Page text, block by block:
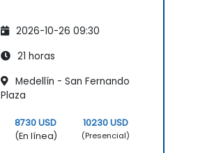
2026-10-26 09:30
21 horas
Medellín - San Fernando
Plaza
8730 USD
(En línea)
10230 USD
(Presencial)